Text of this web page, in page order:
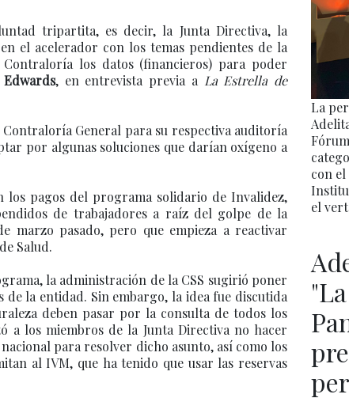
tripartita, es decir, la Junta Directiva, la
el acelerador con los temas pendientes de la
los datos (financieros) para poder
, en entrevista previa a La Estrella de
General para su respectiva auditoría
por algunas soluciones que darían oxígeno a
los pagos del programa solidario de Invalidez,
de trabajadores a raíz del golpe de la
marzo pasado, pero que empieza a reactivar
Salud.
la administración de la CSS sugirió poner
la entidad. Sin embargo, la idea fue discutida
deben pasar por la consulta de todos los
a los miembros de la Junta Directiva no hacer
para resolver dicho asunto, así como los
al IVM, que ha tenido que usar las reservas
La
con
el